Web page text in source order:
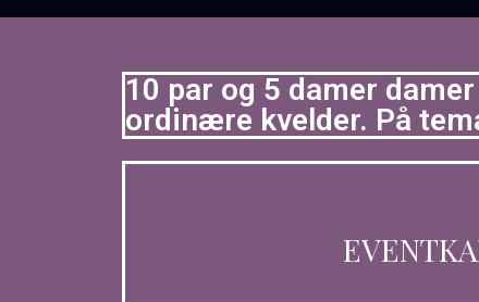
10 par og 5 damer
ordinære kvelder. På